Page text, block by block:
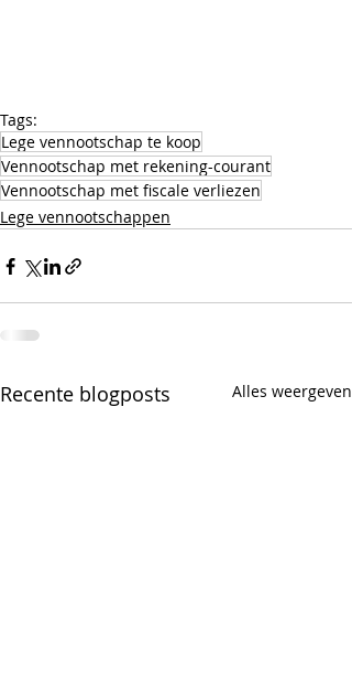
Tags:
Lege vennootschap te koop
Vennootschap met rekening-courant
Vennootschap met fiscale verliezen
Lege vennootschappen
Recente blogposts Alles weergeven